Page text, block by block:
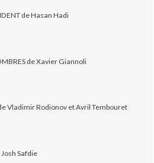
de Hasan Hadi
de Xavier Giannoli
Vladimir Rodionov et Avril Tembouret
Josh Safdie